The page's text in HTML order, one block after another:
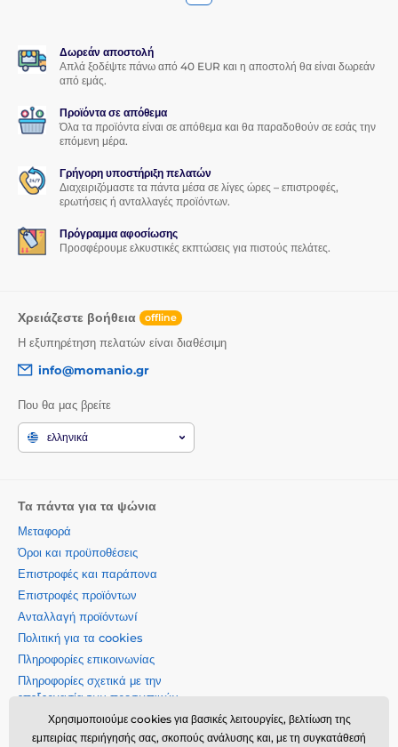
Δωρεάν αποστολή
Απλά ξοδέψτε πάνω από 40 EUR και η αποστολή θα είναι δωρεάν
από εμάς.
Προϊόντα σε απόθεμα
Όλα τα προϊόντα είναι σε απόθεμα και θα παραδοθούν σε εσάς την
επόμενη μέρα.
Γρήγορη υποστήριξη πελατών
Διαχειριζόμαστε τα πάντα μέσα σε λίγες ώρες – επιστροφές,
ερωτήσεις ή ανταλλαγές προϊόντων.
Πρόγραμμα αφοσίωσης
Προσφέρουμε ελκυστικές εκπτώσεις για πιστούς πελάτες.
Χρειάζεστε βοήθεια offline
Η εξυπηρέτηση πελατών είναι διαθέσιμη
info@momanio.gr
Που θα μας βρείτε
ελληνικά
Τα πάντα για τα ψώνια
Μεταφορά
Όροι και προϋποθέσεις
Επιστροφές και παράπονα
Επιστροφές προϊόντων
Ανταλλαγή προϊόντωνí
Πολιτική για τα cookies
Πληροφορίες επικοινωνίας
Πληροφορίες σχετικά με την
επεξεργασία των προσωπικών
δεδομένων
Σχετικά με την εταιρεία μας
Χρησιμοποιούμε cookies για βασικές λειτουργίες, βελτίωση της
εμπειρίας περιήγησής σας, σκοπούς ανάλυσης και, με τη συγκατάθεσή